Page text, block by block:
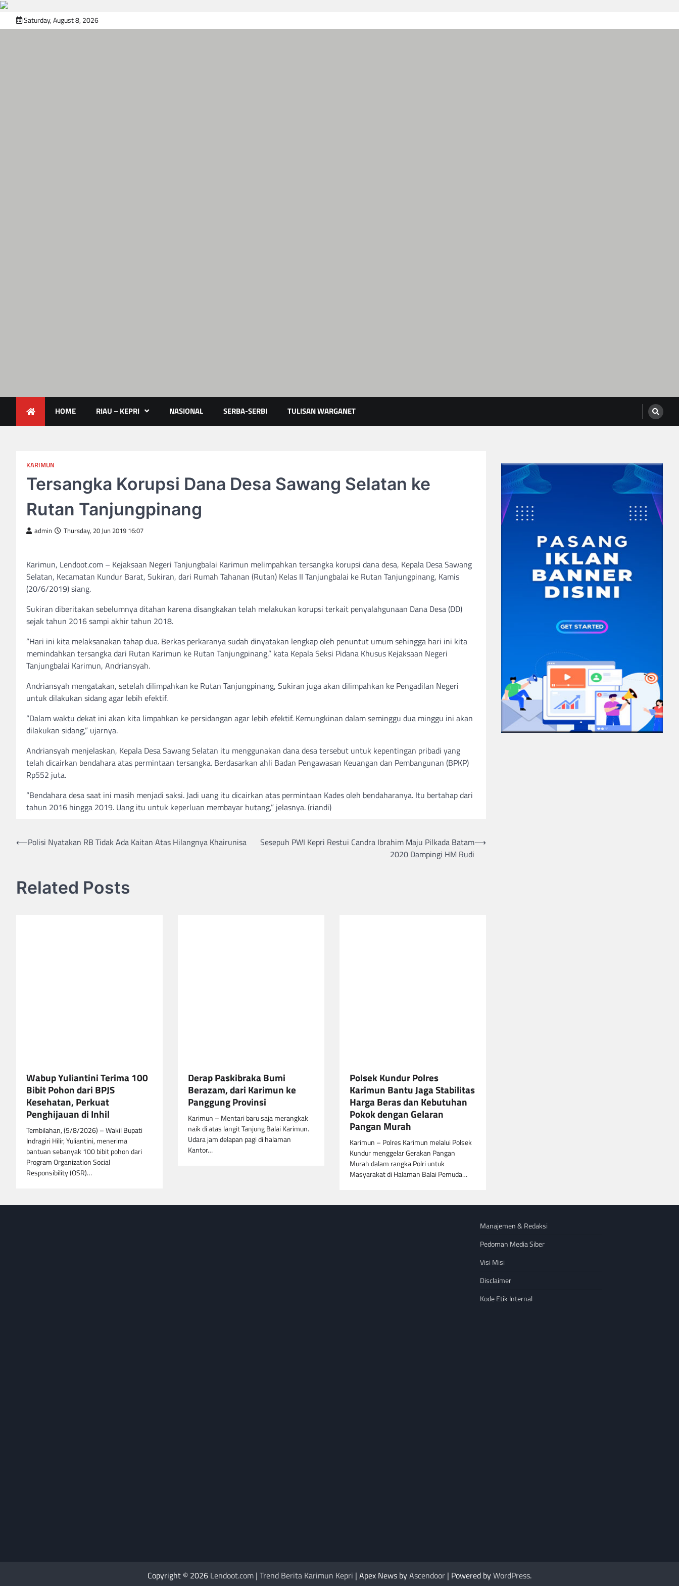
to
Saturday, August 8, 2026
HOME RIAU – KEPRI NASIONAL SERBA-SERBI TULISAN WARGANET
KARIMUN
Tersangka Korupsi Dana Desa Sawang Selatan ke
Rutan Tanjungpinang
admin Thursday, 20 Jun 2019 16:07
Karimun, Lendoot.com – Kejaksaan Negeri Tanjungbalai Karimun melimpahkan tersangka korupsi dana desa, Kepala Desa Sawang
Selatan, Kecamatan Kundur Barat, Sukiran, dari Rumah Tahanan (Rutan) Kelas II Tanjungbalai ke Rutan Tanjungpinang, Kamis
(20/6/2019) siang.
Sukiran diberitakan sebelumnya ditahan karena disangkakan telah melakukan korupsi terkait penyalahgunaan Dana Desa (DD)
sejak tahun 2016 sampi akhir tahun 2018.
“Hari ini kita melaksanakan tahap dua. Berkas perkaranya sudah dinyatakan lengkap oleh penuntut umum sehingga hari ini kita
memindahkan tersangka dari Rutan Karimun ke Rutan Tanjungpinang,” kata Kepala Seksi Pidana Khusus Kejaksaan Negeri
Tanjungbalai Karimun, Andriansyah.
Andriansyah mengatakan, setelah dilimpahkan ke Rutan Tanjungpinang, Sukiran juga akan dilimpahkan ke Pengadilan Negeri
untuk dilakukan sidang agar lebih efektif.
“Dalam waktu dekat ini akan kita limpahkan ke persidangan agar lebih efektif. Kemungkinan dalam seminggu dua minggu ini akan
dilakukan sidang,” ujarnya.
Andriansyah menjelaskan, Kepala Desa Sawang Selatan itu menggunakan dana desa tersebut untuk kepentingan pribadi yang
telah dicairkan bendahara atas permintaan tersangka. Berdasarkan ahli Badan Pengawasan Keuangan dan Pembangunan (BPKP)
Rp552 juta.
“Bendahara desa saat ini masih menjadi saksi. Jadi uang itu dicairkan atas permintaan Kades oleh bendaharanya. Itu bertahap dari
tahun 2016 hingga 2019. Uang itu untuk keperluan membayar hutang,” jelasnya. (riandi)
Post
⟵Polisi Nyatakan RB Tidak Ada Kaitan Atas Hilangnya Khairunisa
Sesepuh PWI Kepri Restui Candra Ibrahim Maju Pilkada Batam
2020 Dampingi HM Rudi
⟶
Related Posts
Wabup Yuliantini Terima 100
Bibit Pohon dari BPJS
Kesehatan, Perkuat
Penghijauan di Inhil
Tembilahan, (5/8/2026) – Wakil Bupati
Indragiri Hilir, Yuliantini, menerima
bantuan sebanyak 100 bibit pohon dari
Program Organization Social
Responsibility (OSR)…
Derap Paskibraka Bumi
Berazam, dari Karimun ke
Panggung Provinsi
Karimun – Mentari baru saja merangkak
naik di atas langit Tanjung Balai Karimun.
Udara jam delapan pagi di halaman
Kantor…
Polsek Kundur Polres
Karimun Bantu Jaga Stabilitas
Harga Beras dan Kebutuhan
Pokok dengan Gelaran
Pangan Murah
Karimun – Polres Karimun melalui Polsek
Kundur menggelar Gerakan Pangan
Murah dalam rangka Polri untuk
Masyarakat di Halaman Balai Pemuda…
Manajemen & Redaksi
Pedoman Media Siber
Visi Misi
Disclaimer
Kode Etik Internal
Copyright © 2026 Lendoot.com | Trend Berita Karimun Kepri | Apex News byAscendoor | Powered byWordPress.